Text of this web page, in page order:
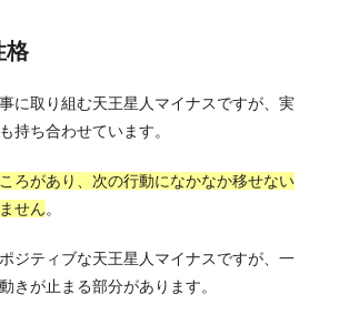
格
に取り組む天王星人マイナスですが、実
持ち合わせています。
ろがあり、次の行動になかなか移せない
せん。
ジティブな天王星人マイナスですが、一
きが止まる部分があります。